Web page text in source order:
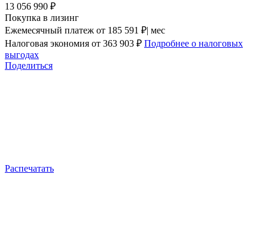
13 056 990 ₽
Покупка в лизинг
Ежемесячный платеж от 185 591 ₽| мес
Налоговая экономия от 363 903 ₽ Подробнее о налоговых
выгодах
Поделиться
Распечатать